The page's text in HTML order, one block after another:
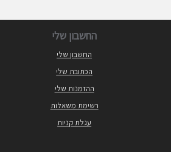
החשבון שלי
החשבון שלי
הכתובת שלי
ההזמנות שלי
רשימת משאלות
עגלת קניות